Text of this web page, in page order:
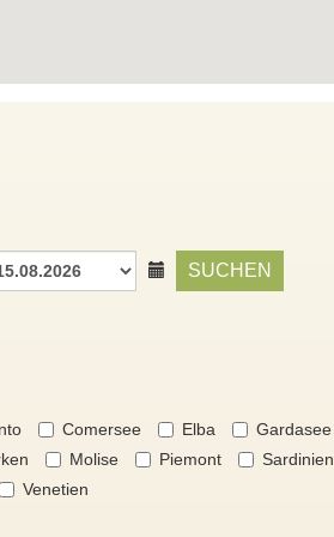
SUCHEN
Comersee Elba
Gardasee
Molise Piemont
Sardinien
Venetien